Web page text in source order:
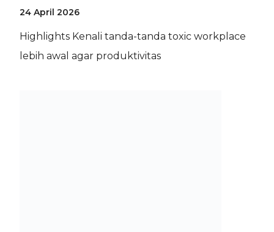
24 April 2026
Highlights Kenali tanda-tanda toxic workplace
lebih awal agar produktivitas